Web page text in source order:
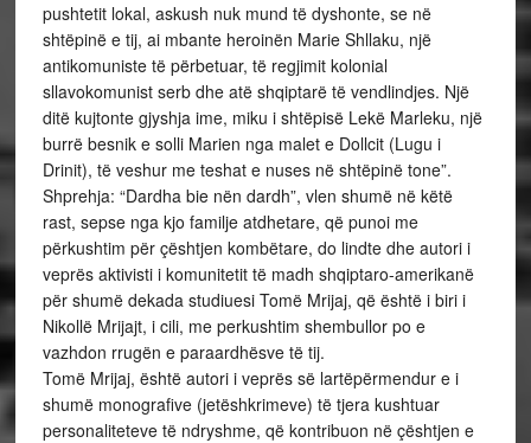
pushtetit lokal, askush nuk mund të dyshonte, se në
shtëpinë e tij, ai mbante heroinën Marie Shllaku, një
antikomuniste të përbetuar, të regjimit kolonial
sllavokomunist serb dhe atë shqiptarë të vendlindjes. Një
ditë kujtonte gjyshja ime, miku i shtëpisë Lekë Marleku, një
burrë besnik e solli Marien nga malet e Dollcit (Lugu i
Drinit), të veshur me teshat e nuses në shtëpinë tone”.
Shprehja: “Dardha bie nën dardh”, vlen shumë në këtë
rast, sepse nga kjo familje atdhetare, që punoi me
përkushtim për çështjen kombëtare, do lindte dhe autori i
veprës aktivisti i komunitetit të madh shqiptaro-amerikanë
për shumë dekada studiuesi Tomë Mrijaj, që është i biri i
Nikollë Mrijajt, i cili, me perkushtim shembullor po e
vazhdon rrugën e paraardhësve të tij.
Tomë Mrijaj, është autori i veprës së lartëpërmendur e i
shumë monografive (jetëshkrimeve) të tjera kushtuar
personaliteteve të ndryshme, që kontribuon në çështjen e